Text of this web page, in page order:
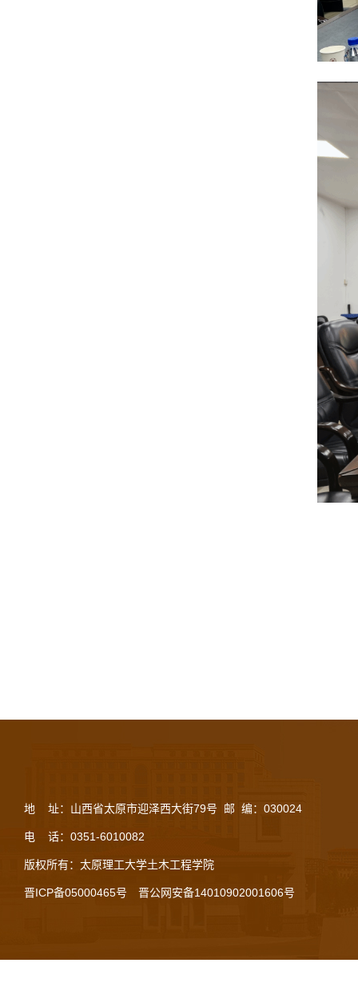
地 址：山西省太原市迎泽西大街79号 邮 编：030024
电 话：0351-6010082
版权所有：太原理工大学土木工程学院
晋ICP备05000465号 晋公网安备14010902001606号